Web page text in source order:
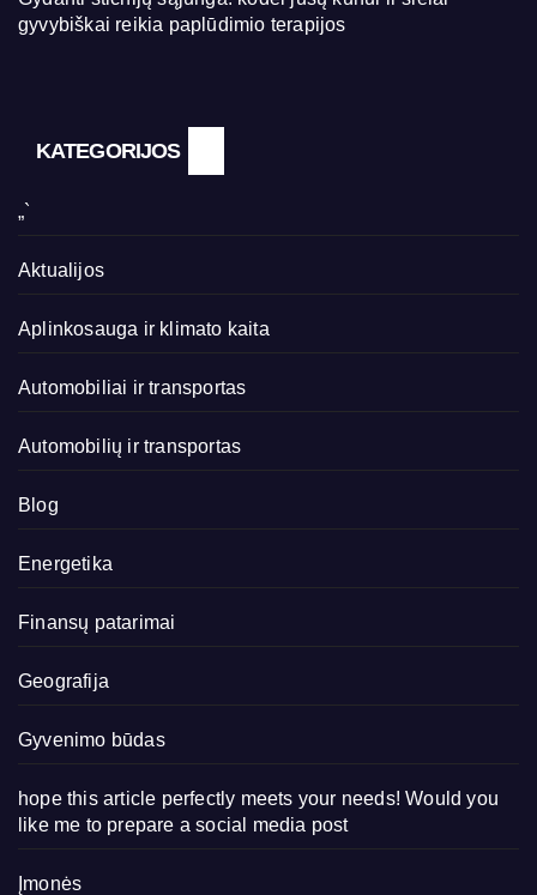
gyvybiškai reikia paplūdimio terapijos
KATEGORIJOS
„`
Aktualijos
Aplinkosauga ir klimato kaita
Automobiliai ir transportas
Automobilių ir transportas
Blog
Energetika
Finansų patarimai
Geografija
Gyvenimo būdas
hope this article perfectly meets your needs! Would you
like me to prepare a social media post
Įmonės